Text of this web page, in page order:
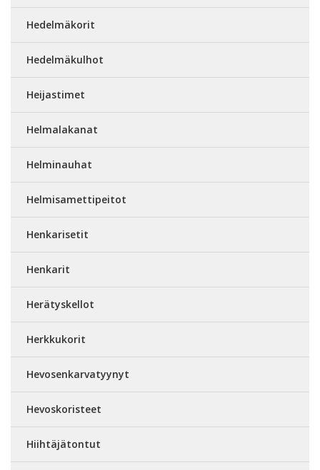
Hedelmäkorit
Hedelmäkulhot
Heijastimet
Helmalakanat
Helminauhat
Helmisamettipeitot
Henkarisetit
Henkarit
Herätyskellot
Herkkukorit
Hevosenkarvatyynyt
Hevoskoristeet
Hiihtäjätontut